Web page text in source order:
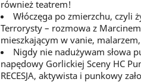
również teatrem!
Włóczęga po zmierzchu, czyli
Terrorysty – rozmowa z
mieszkającym w vanie,
Nigdy nie nadużywam słowa
napędowy Gorlickiej Sceny HC
RECESJA, aktywista i punkowy